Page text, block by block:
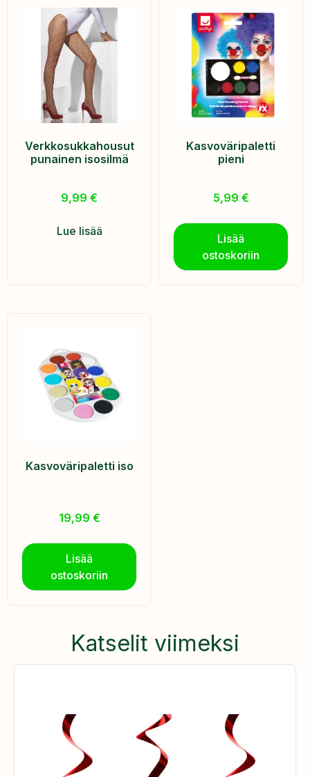
Verkkosukkahousut
punainen isosilmä
9,99 €
Lue lisää
Kasvoväripaletti
pieni
5,99 €
Lisää
ostoskoriin
Kasvoväripaletti iso
19,99 €
Lisää
ostoskoriin
Katselit viimeksi